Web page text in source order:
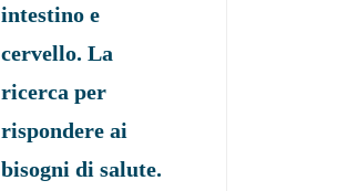
intestino e
cervello. La
ricerca per
rispondere ai
bisogni di salute.